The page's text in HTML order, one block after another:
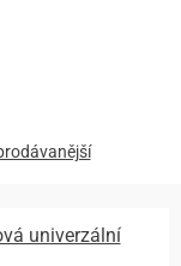
univerzální